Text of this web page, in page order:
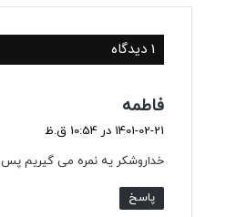
1 دیدگاه
فاطمه
ف
:
1401-02-21 در 10:54 ق.ظ
خداروشکر یه نمره می گیریم پس
پاسخ